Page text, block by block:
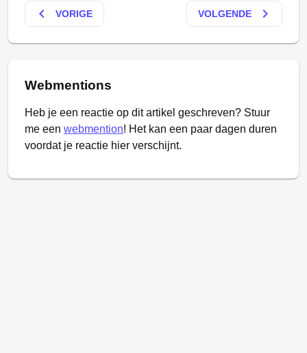
keyboard_arrow_left VORIGE VOLGENDE keyboard_arrow_right
Webmentions
Heb je een reactie op dit artikel geschreven? Stuur
me een webmention! Het kan een paar dagen duren
voordat je reactie hier verschijnt.